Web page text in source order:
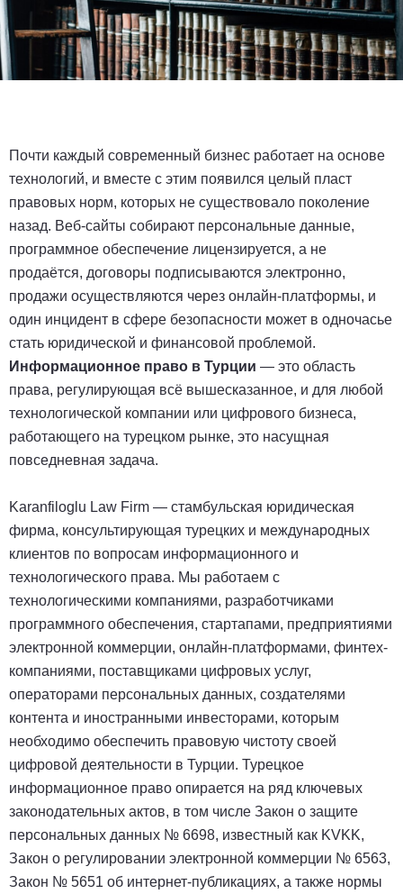
Почти каждый современный бизнес работает на основе
технологий, и вместе с этим появился целый пласт
правовых норм, которых не существовало поколение
назад. Веб-сайты собирают персональные данные,
программное обеспечение лицензируется, а не
продаётся, договоры подписываются электронно,
продажи осуществляются через онлайн-платформы, и
один инцидент в сфере безопасности может в одночасье
стать юридической и финансовой проблемой.
Информационное право в Турции — это область
права, регулирующая всё вышесказанное, и для любой
технологической компании или цифрового бизнеса,
работающего на турецком рынке, это насущная
повседневная задача.
Karanfiloglu Law Firm — стамбульская юридическая
фирма, консультирующая турецких и международных
клиентов по вопросам информационного и
технологического права. Мы работаем с
технологическими компаниями, разработчиками
программного обеспечения, стартапами, предприятиями
электронной коммерции, онлайн-платформами, финтех-
компаниями, поставщиками цифровых услуг,
операторами персональных данных, создателями
контента и иностранными инвесторами, которым
необходимо обеспечить правовую чистоту своей
цифровой деятельности в Турции. Турецкое
информационное право опирается на ряд ключевых
законодательных актов, в том числе Закон о защите
персональных данных № 6698, известный как KVKK,
Закон о регулировании электронной коммерции № 6563,
Закон № 5651 об интернет-публикациях, а также нормы